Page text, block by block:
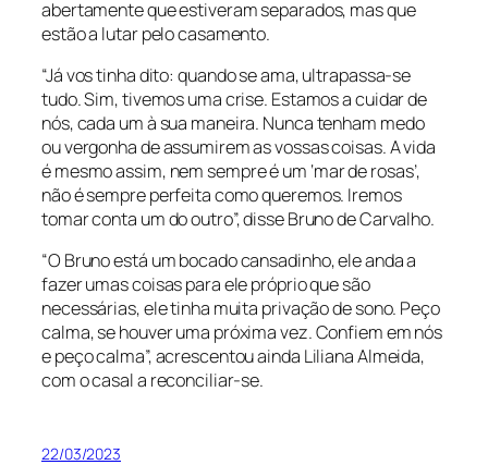
abertamente que estiveram separados, mas que
estão a lutar pelo casamento.
“Já vos tinha dito: quando se ama, ultrapassa-se
tudo. Sim, tivemos uma crise. Estamos a cuidar de
nós, cada um à sua maneira. Nunca tenham medo
ou vergonha de assumirem as vossas coisas. A vida
é mesmo assim, nem sempre é um ‘mar de rosas’,
não é sempre perfeita como queremos. Iremos
tomar conta um do outro”, disse Bruno de Carvalho.
“O Bruno está um bocado cansadinho, ele anda a
fazer umas coisas para ele próprio que são
necessárias, ele tinha muita privação de sono. Peço
calma, se houver uma próxima vez. Confiem em nós
e peço calma”, acrescentou ainda Liliana Almeida,
com o casal a reconciliar-se.
22/03/2023